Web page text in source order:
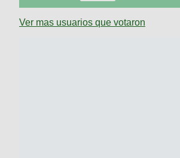
Ver mas usuarios que votaron